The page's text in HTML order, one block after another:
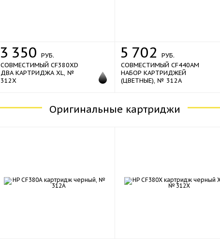
3 350 РУБ.
СОВМЕСТИМЫЙ CF380XD
ДВА КАРТРИДЖА XL, №
312X
5 702
РУБ.
СОВМЕСТИМЫЙ CF440AM
НАБОР КАРТРИДЖЕЙ
(ЦВЕТНЫЕ), № 312A
Оригинальные картриджи